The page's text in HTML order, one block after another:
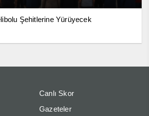
Şehitlerine Yürüyecek
Canlı Skor
Gazeteler